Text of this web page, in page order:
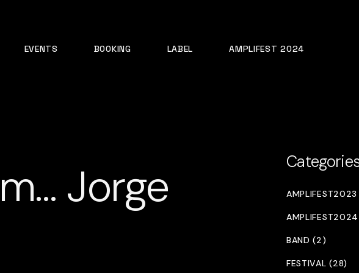
EVENTS BOOKING LABEL AMPLIFEST 2024
Jorge
BAND (2)
FESTIVAL (28)